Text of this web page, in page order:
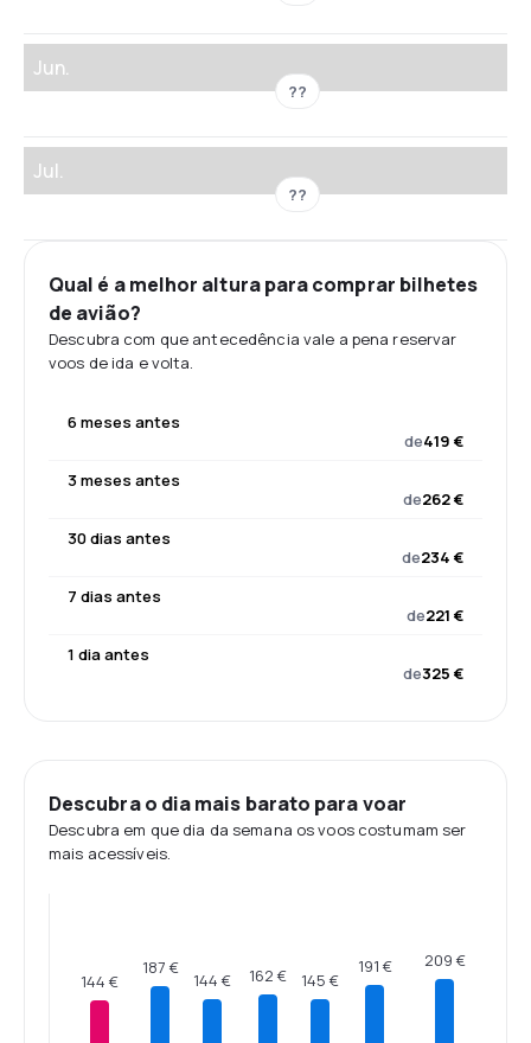
Jun.
??
Jul.
??
Qual é a melhor altura para comprar bilhetes
de avião?
Descubra com que antecedência vale a pena reservar
voos de ida e volta.
6 meses antes
de419 €
3 meses antes
de262 €
30 dias antes
de234 €
7 dias antes
de221 €
1 dia antes
de325 €
Descubra o dia mais barato para voar
Descubra em que dia da semana os voos costumam ser
mais acessíveis.
144 €
187 €
144 € 162 € 145 €
191 € 209 €